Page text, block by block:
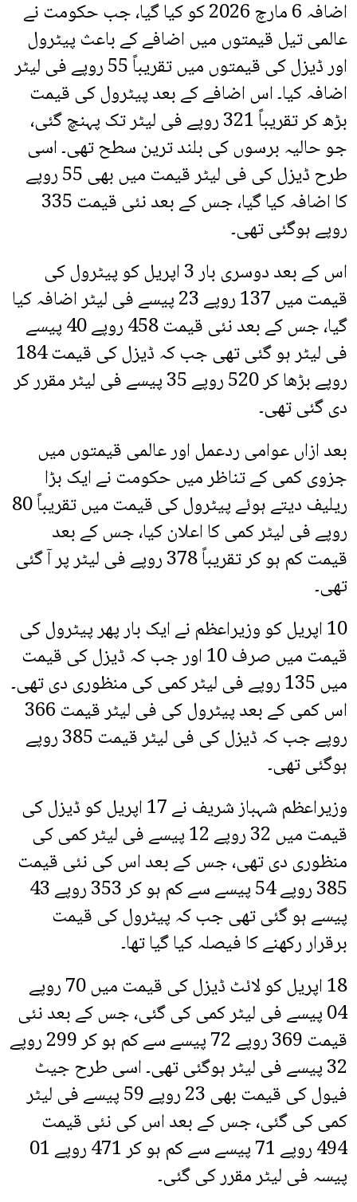
اضافہ 6 مارچ 2026 کو کیا گیا، جب حکومت نے
عالمی تیل قیمتوں میں اضافے کے باعث پیٹرول
اور ڈیزل کی قیمتوں میں تقریباً 55 روپے فی لیٹر
اضافہ کیا۔ اس اضافے کے بعد پیٹرول کی قیمت
بڑھ کر تقریباً 321 روپے فی لیٹر تک پہنچ گئی،
جو حالیہ برسوں کی بلند ترین سطح تھی۔ اسی
طرح ڈیزل کی فی لیٹر قیمت میں بھی 55 روپے
کا اضافہ کیا گیا، جس کے بعد نئی قیمت 335
روپے ہوگئی تھی۔
اس کے بعد دوسری بار 3 اپریل کو پیٹرول کی
قیمت میں 137 روپے 23 پیسے فی لیٹر اضافہ کیا
گیا، جس کے بعد نئی قیمت 458 روپے 40 پیسے
فی لیٹر ہو گئی تھی جب کہ ڈیزل کی قیمت 184
روپے بڑھا کر 520 روپے 35 پیسے فی لیٹر مقرر کر
دی گئی تھی۔
بعد ازاں عوامی ردعمل اور عالمی قیمتوں میں
جزوی کمی کے تناظر میں حکومت نے ایک بڑا
ریلیف دیتے ہوئے پیٹرول کی قیمت میں تقریباً 80
روپے فی لیٹر کمی کا اعلان کیا، جس کے بعد
قیمت کم ہو کر تقریباً 378 روپے فی لیٹر پر آ گئی
تھی۔
10 اپریل کو وزیراعظم نے ایک بار پھر پیٹرول کی
قیمت میں صرف 10 اور جب کہ ڈیزل کی قیمت
میں 135 روپے فی لیٹر کمی کی منظوری دی تھی۔
اس کمی کے بعد پیٹرول کی فی لیٹر قیمت 366
روپے جب کہ ڈیزل کی فی لیٹر قیمت 385 روپے
ہوگئی تھی۔
وزیراعظم شہباز شریف نے 17 اپریل کو ڈیزل کی
قیمت میں 32 روپے 12 پیسے فی لیٹر کمی کی
منظوری دی تھی، جس کے بعد اس کی نئی قیمت
385 روپے 54 پیسے سے کم ہو کر 353 روپے 43
پیسے ہو گئی تھی جب کہ پیٹرول کی قیمت
برقرار رکھنے کا فیصلہ کیا گیا تھا۔
18 اپریل کو لائٹ ڈیزل کی قیمت میں 70 روپے
04 پیسے فی لیٹر کمی کی گئی، جس کے بعد نئی
قیمت 369 روپے 72 پیسے سے کم ہو کر 299 روپے
32 پیسے فی لیٹر ہوگئی تھی۔ اسی طرح جیٹ
فیول کی قیمت بھی 23 روپے 59 پیسے فی لیٹر
کمی کی گئی، جس کے بعد اس کی نئی قیمت
494 روپے 71 پیسے سے کم ہو کر 471 روپے 01
پیسہ فی لیٹر مقرر کی گئی۔